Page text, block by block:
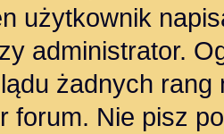
użytkownik
administrator.
żadnych
forum. Nie pisz